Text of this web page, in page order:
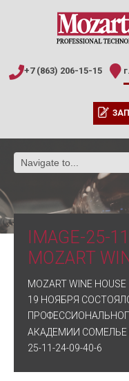
+7 (863) 206-15-15
IMAGE-25-
MOZART
MOZART WINE HOUSE
19 НОЯБРЯ
АКАДЕМИИ СОМЕЛЬЕ
25-11-24-09-40-6